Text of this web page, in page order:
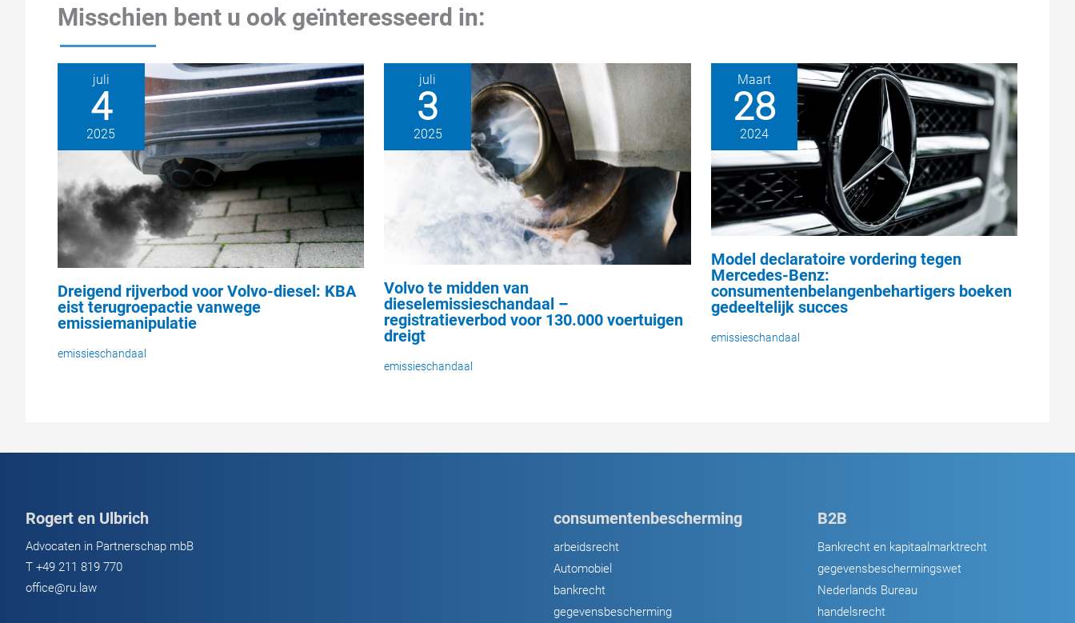
Misschien bent u ook geïnteresseerd in:
juli
4
2025
Dreigend rijverbod voor Volvo-diesel: KBA
eist terugroepactie vanwege
emissiemanipulatie
emissieschandaal
juli
3
2025
Volvo te midden van
dieselemissieschandaal –
registratieverbod voor 130.000 voertuigen
dreigt
emissieschandaal
Maart
28
2024
Model declaratoire vordering tegen
Mercedes-Benz:
consumentenbelangenbehartigers boeken
gedeeltelijk succes
emissieschandaal
Rogert en Ulbrich
Advocaten in Partnerschap mbB
T +49 211 819 770
office@ru.law
consumentenbescherming
arbeidsrecht
Automobiel
bankrecht
gegevensbescherming
B2B
Bankrecht en kapitaalmarktrecht
gegevensbeschermingswet
Nederlands Bureau
handelsrecht